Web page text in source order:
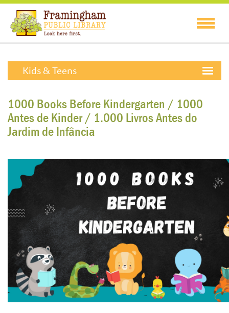
Kids & Teens
1000 Books Before Kindergarten / 1000
Antes de Kinder / 1.000 Livros Antes do
Jardim de Infância